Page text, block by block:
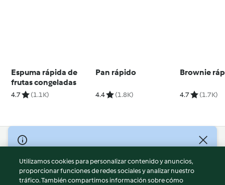
Espuma rápida de
frutas congeladas
4.7 (1.1K)
Pan rápido
4.4 (1.8K)
Brownie
4.7 (1.7K)
© Copyright 2026
Términos de uso
Política de privacidad
Utilizamos cookies para personalizar contenido y anuncios,
proporcionar funciones de redes sociales y analizar nuestro
tráfico. También compartimos información sobre cómo